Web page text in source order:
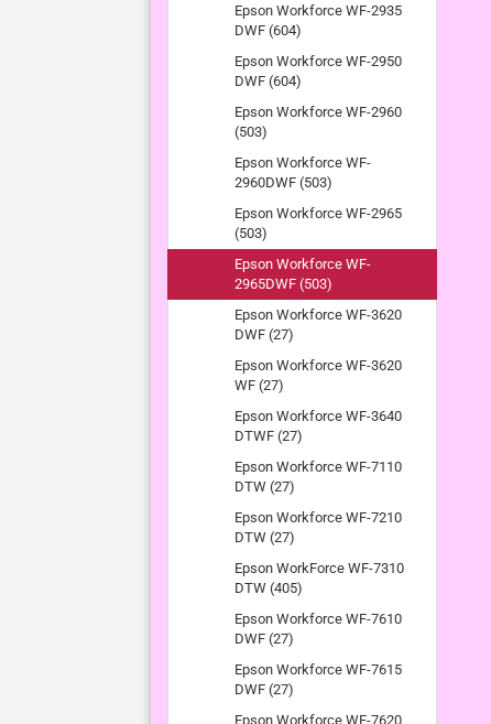
Epson Workforce WF-2935
DWF (604)
Epson Workforce WF-2950
DWF (604)
Epson Workforce WF-2960
(503)
Epson Workforce WF-
2960DWF (503)
Epson Workforce WF-2965
(503)
Epson Workforce WF-
2965DWF (503)
Epson Workforce WF-3620
DWF (27)
Epson Workforce WF-3620
WF (27)
Epson Workforce WF-3640
DTWF (27)
Epson Workforce WF-7110
DTW (27)
Epson Workforce WF-7210
DTW (27)
Epson WorkForce WF-7310
DTW (405)
Epson Workforce WF-7610
DWF (27)
Epson Workforce WF-7615
DWF (27)
Epson Workforce WF-7620